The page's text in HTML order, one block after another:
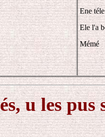
Ene téle
Ele l'a
Mémé
u les pus